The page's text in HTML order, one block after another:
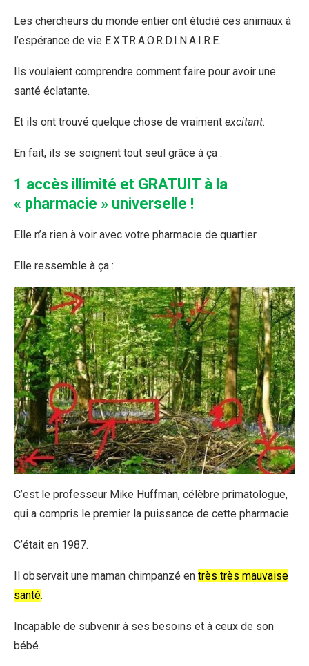
Les chercheurs du monde entier ont étudié ces animaux à
l’espérance de vie E.X.T.R.A.O.R.D.I.N.A.I.R.E.
Ils voulaient comprendre comment faire pour avoir une
santé éclatante.
Et ils ont trouvé quelque chose de vraiment excitant.
En fait, ils se soignent tout seul grâce à ça :
1 accès illimité et GRATUIT à la
« pharmacie » universelle !
Elle n’a rien à voir avec votre pharmacie de quartier.
Elle ressemble à ça :
C’est le professeur Mike Huffman, célèbre primatologue,
qui a compris le premier la puissance de cette pharmacie.
C’était en 1987.
Il observait une maman chimpanzé en très très mauvaise
santé.
Incapable de subvenir à ses besoins et à ceux de son
bébé.